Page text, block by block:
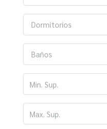
Dormitorios
Baños